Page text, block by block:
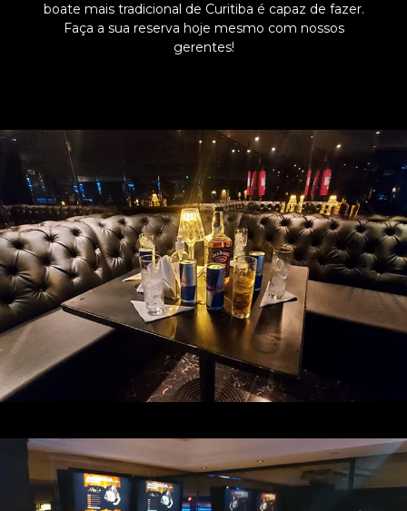
boate mais tradicional de Curitiba é capaz de fazer.
Faça a sua reserva hoje mesmo com nossos
gerentes!